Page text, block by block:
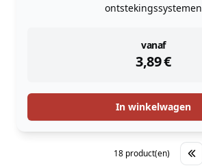
ontstekingssystemen
vanaf
3,89€
instock
In winkelwagen
18 product(en)